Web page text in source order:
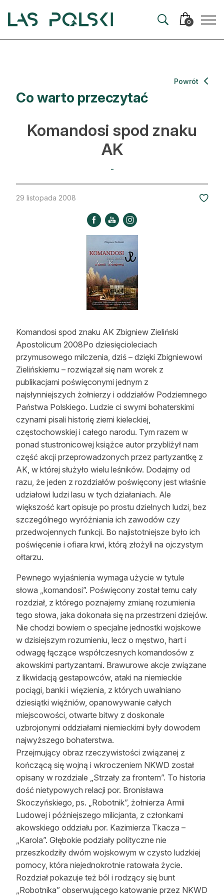
0
Artykuły
Hodowla lasu
Nowe technologie
Kultura i historia
Strefa eksperta
Leśnik na zakupach
Edukacja
Lasy prywatne
O nas
100 lat „Lasu Polskiego”
Prenumerata
Reklama
Zostań autorem
Archiwum
Kontakt
Co warto przeczytać
Powrót
Komandosi spod znaku
AK
-
29 listopada 2008
Komandosi spod znaku AK Zbigniew Zieliński
Apostolicum 2008Po dziesięcioleciach
przymusowego milczenia, dziś – dzięki Zbigniewowi
Zielińskiemu – rozwiązał się nam worek z
publikacjami poświęconymi jednym z
najsłynniejszych żołnierzy i oddziałów Podziemnego
Państwa Polskiego. Ludzie ci swymi bohaterskimi
czynami pisali historię ziemi kieleckiej,
częstochowskiej i całego narodu. Tym razem w
ponad stustronicowej książce autor przybliżył nam
część akcji przeprowadzonych przez partyzantkę z
AK, w której służyło wielu leśników. Dodajmy od
razu, że jeden z rozdziałów poświęcony jest właśnie
udziałowi ludzi lasu w tych działaniach. Ale
większość kart opisuje po prostu dzielnych ludzi, bez
szczególnego wyróżniania ich zawodów czy
przedwojennych funkcji. Bo najistotniejsze było ich
poświęcenie i ofiara krwi, którą złożyli na ojczystym
ołtarzu.
Pewnego wyjaśnienia wymaga użycie w tytule
słowa „komandosi”. Poświęcony został temu cały
rozdział, z którego poznajemy zmianę rozumienia
tego słowa, jaka dokonała się na przestrzeni dziejów.
Nie chodzi bowiem o specjalne jednostki wojskowe
w dzisiejszym rozumieniu, lecz o męstwo, hart i
odwagę łączące współczesnych komandosów z
akowskimi partyzantami. Brawurowe akcje związane
z likwidacją gestapowców, ataki na niemieckie
pociągi, banki i więzienia, z których uwalniano
dziesiątki więźniów, opanowywanie całych
miejscowości, otwarte bitwy z doskonale
uzbrojonymi oddziałami niemieckimi były dowodem
najwyższego bohaterstwa.
Przejmujący obraz rzeczywistości związanej z
kończącą się wojną i wkroczeniem NKWD został
opisany w rozdziale „Strzały za frontem”. To historia
dość nietypowych relacji por. Bronisława
Skoczyńskiego, ps. „Robotnik”, żołnierza Armii
Ludowej i późniejszego milicjanta, z członkami
akowskiego oddziału por. Kazimierza Tkacza –
„Karola”. Głębokie podziały polityczne nie
przeszkodziły dwóm wojskowym w czysto ludzkiej
pomocy, która niejednokrotnie ratowała życie.
Rozdział pokazuje też ból i rodzący się bunt
„Robotnika” obserwującego katowanie przez NKWD